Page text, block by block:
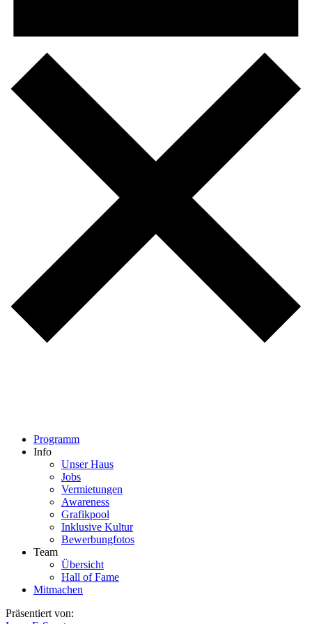
Programm
Info
Unser Haus
Jobs
Vermietungen
Awareness
Grafikpool
Inklusive Kultur
Bewerbungfotos
Team
Übersicht
Hall of Fame
Mitmachen
Präsentiert von: